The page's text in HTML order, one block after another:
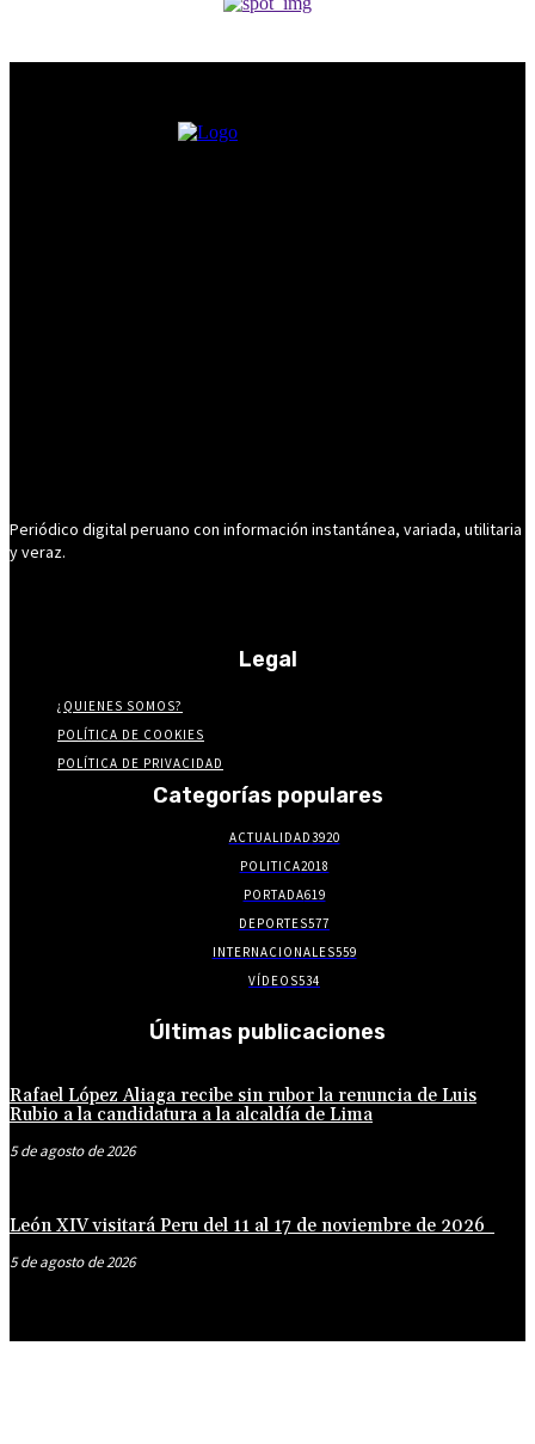
Periódico digital peruano con información instantánea, variada, utilitaria
y veraz.
Legal
¿QUIENES SOMOS?
POLÍTICA DE COOKIES
POLÍTICA DE PRIVACIDAD
Categorías populares
ACTUALIDAD3920
POLITICA2018
PORTADA619
DEPORTES577
INTERNACIONALES559
VÍDEOS534
Últimas publicaciones
Rafael López Aliaga recibe sin rubor la renuncia de Luis
Rubio a la candidatura a la alcaldía de Lima
5 de agosto de 2026
León XIV visitará Peru del 11 al 17 de noviembre de 2026
5 de agosto de 2026